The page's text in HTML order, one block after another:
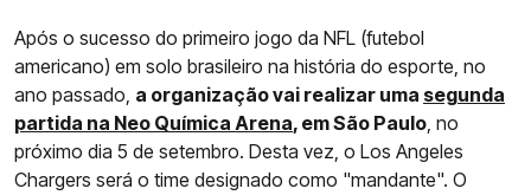
Após o sucesso do primeiro jogo da NFL (futebol
americano) em solo brasileiro na história do esporte, no
ano passado, a organização vai realizar uma segunda
partida na Neo Química Arena, em São Paulo, no
próximo dia 5 de setembro. Desta vez, o Los Angeles
Chargers será o time designado como "mandante". O